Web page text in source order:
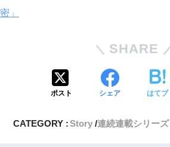
密」
SHARE
ポスト シェア はてブ
CATEGORY :Story 連続連載シリーズ